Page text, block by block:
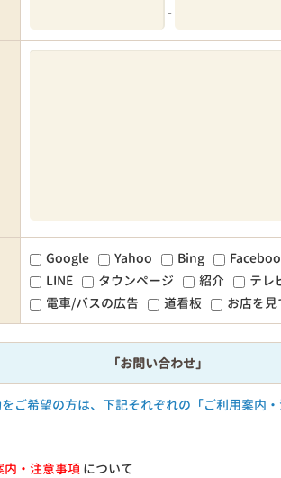
-
Google Yahoo Bing
LINE
タウンページ 紹介 テレ
電車/バスの広告
道看板 お店を見
「お問い合わせ」
ご希望の方は、下記それぞれの「ご利用案内
内・注意事項 について